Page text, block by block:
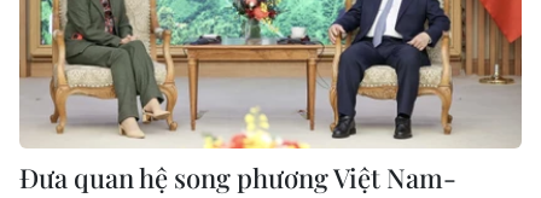
Đưa quan hệ song phương Việt Nam-